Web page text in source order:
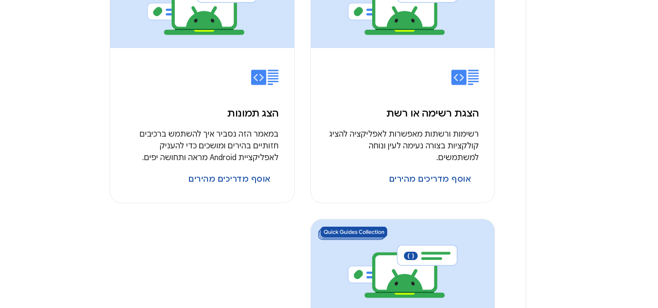
הצגת רשימה או רשת
רשימות ורשתות מאפשרות לאפליקציה להציג
קולקציות בצורה נעימה לעין ונוחה
למשתמשים.
אוסף מדריכים מהירים
הצג תמונות
במאמר הזה נסביר איך להשתמש ברכיבים
חזותיים בהירים ומושכים כדי להעניק
לאפליקציית Android מראה ותחושה יפים.
אוסף מדריכים מהירים